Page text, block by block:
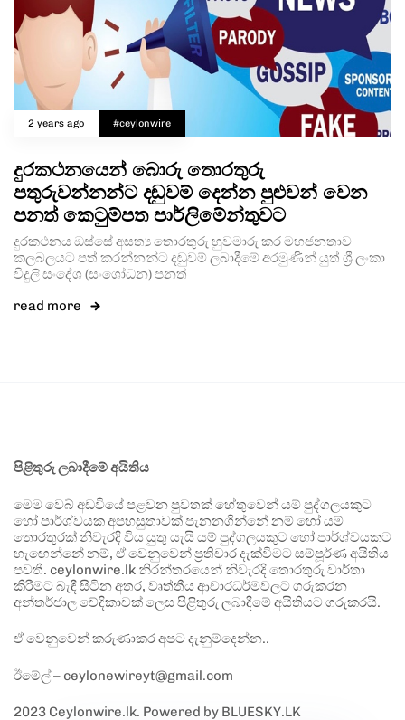
2 years ago #ceylonwire
දුරකථනයෙන් බොරු තොරතුරු
පතුරුවන්නන්ට දඬුවම් දෙන්න පුළුවන් වෙන
පනත් කෙටුම්පත පාර්ලිමේන්තුවට
දුරකථනය ඔස්සේ අසත්‍ය තොරතුරු හුවමාරු කර මහජනතාව
කලබලයට පත් කරන්නන්ට දඬුවම් ලබාදීමේ අරමුණින් යුත් ශ්‍රී ලංකා
විදුලි සංදේශ (සංශෝධන) පනත්
read more
පිළිතුරු ලබාදීමේ අයිතිය
මෙම වෙබ් අඩවියේ පළවන පුවතක් හේතුවෙන් යම් පුද්ගලයකුට
හෝ පාර්ශ්වයක අපහසුතාවක් පැනනගින්නේ නම් හෝ යම්
තොරතුරක් නිවැරදි විය යුතු යැයි යම් පුද්ගලයකුට හෝ පාර්ශ්වයකට
හැඟෙන්නේ නම්, ඒ වෙනුවෙන් ප්‍රතිචාර දැක්වීමට සම්පූර්ණ අයිතිය
පවතී. ceylonwire.lk නිරන්තරයෙන් නිවැරදි තොරතුරු වාර්තා
කිරීමට බැඳී සිටින අතර, වෘත්තීය ආචාරධර්මවලට ගරුකරන
අන්තර්ජාල වේදිකාවක් ලෙස පිළිතුරු ලබාදීමේ අයිතියට ගරුකරයි.
ඒ වෙනුවෙන් කරුණාකර අපට දැනුම්දෙන්න..
ඊමේල් – ceylonewireyt@gmail.com
2023 Ceylonwire.lk. Powered by BLUESKY.LK